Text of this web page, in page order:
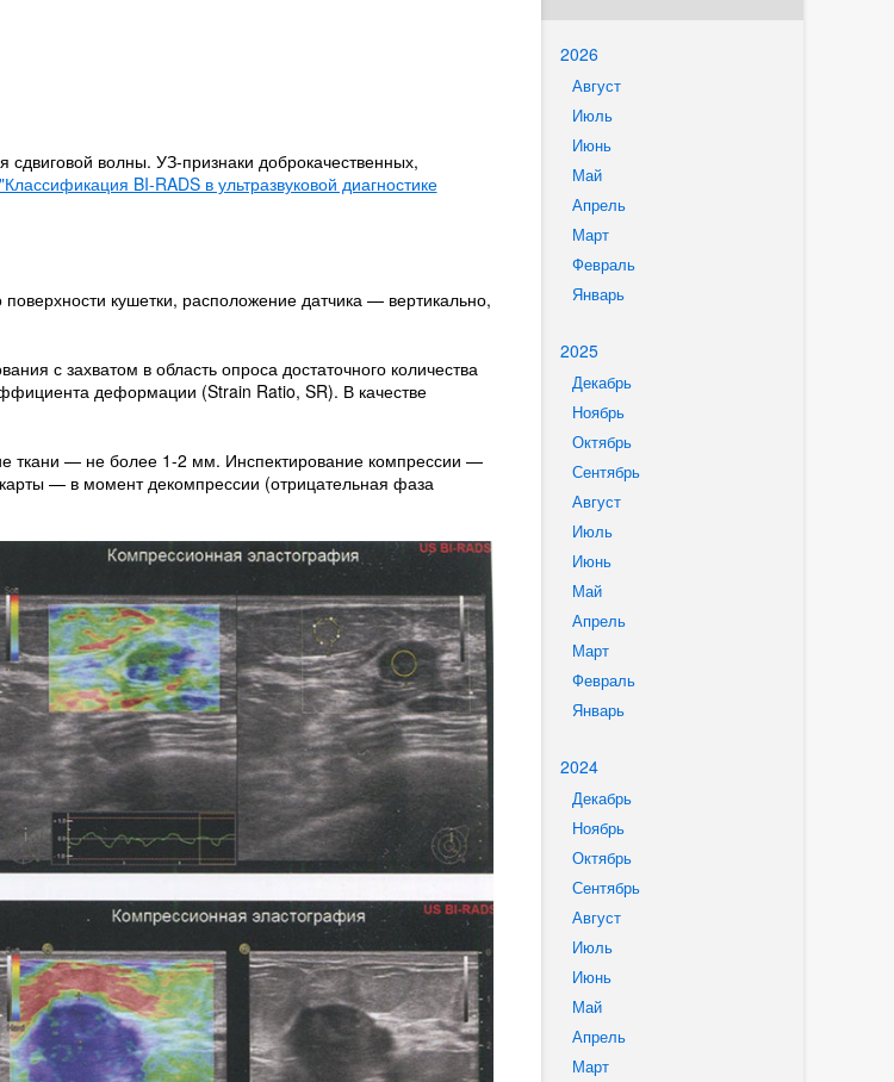
2026
Август
Июль
Июнь
Май
Апрель
Март
Февраль
Январь
2025
Декабрь
Ноябрь
Октябрь
Сентябрь
Август
Июль
Июнь
Май
Апрель
Март
Февраль
Январь
2024
Декабрь
Ноябрь
Октябрь
Сентябрь
Август
Июль
Июнь
Май
Апрель
Март
волны. УЗ-признаки доброкачественных,
BI-RADS в ультразвуковой диагностике
кушетки, расположение датчика — вертикально,
с захватом в область опроса достаточного количества
деформации (Strain Ratio, SR). В качестве
ткани — не более 1-2 мм. Инспектирование компрессии —
— в момент декомпрессии (отрицательная фаза